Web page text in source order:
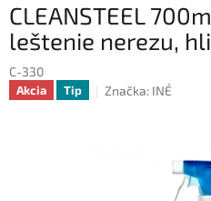
CLEANSTEEL
leštenie nerezu,
C-330
Akcia Tip Značka: INÉ